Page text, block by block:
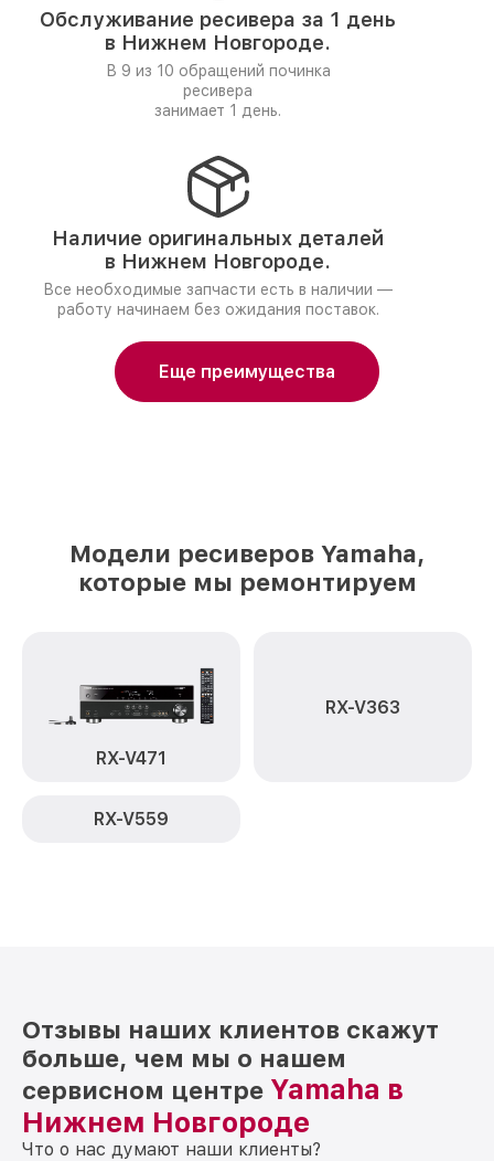
Обслуживание ресивера за 1 день
в Нижнем Новгороде.
В 9 из 10 обращений починка
ресивера
занимает 1 день.
Наличие оригинальных деталей
в Нижнем Новгороде.
Все необходимые запчасти есть в наличии —
работу начинаем без ожидания поставок.
Еще преимущества
Модели ресиверов Yamaha,
которые мы ремонтируем
RX-V471
RX-V363
RX-V559
Отзывы наших клиентов скажут
больше, чем мы о нашем
сервисном центре Yamaha в
Нижнем Новгороде
Что о нас думают наши клиенты?